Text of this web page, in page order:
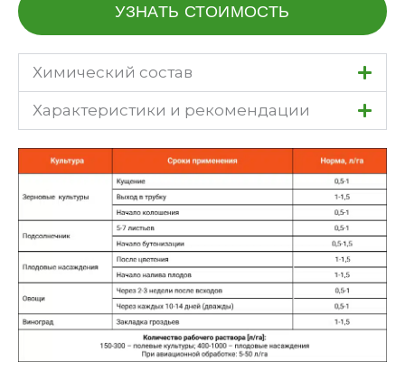
УЗНАТЬ СТОИМОСТЬ
Химический состав
Характеристики и рекомендации